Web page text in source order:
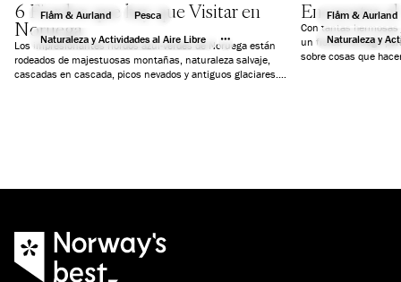
Flåm & Aurland
Pesca
Naturaleza y Actividades al Aire Libre
6 Fiordos que hay que Visitar en
Noruega
Los impresionantes fiordos azul-verdes de Noruega están
rodeados de majestuosas montañas, naturaleza salvaje,
cascadas en cascada, picos nevados y antiguos glaciares.
Flåm & Aurland
Naturaleza y
Encuentra
Con tantas
un fiordo noruego
sobre cosas que